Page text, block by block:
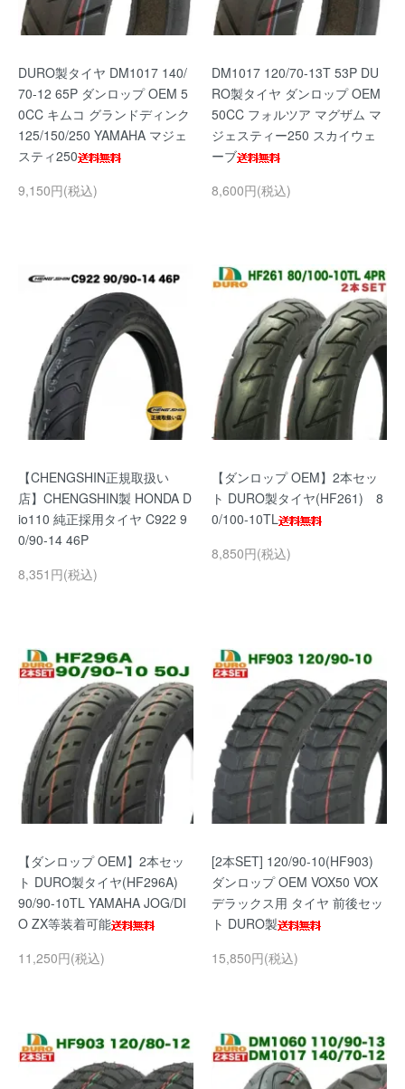
DURO製タイヤ DM1017 140/
70-12 65P ダンロップ OEM 5
0CC キムコ グランドディンク
125/150/250 YAMAHA マジェ
スティ250
9,150円(税込)
DM1017 120/70-13T 53P DU
RO製タイヤ ダンロップ OEM
50CC フォルツア マグザム マ
ジェスティー250 スカイウェ
ーブ
8,600円(税込)
【CHENGSHIN正規取扱い
店】CHENGSHIN製 HONDA D
io110 純正採用タイヤ C922 9
0/90-14 46P
8,351円(税込)
【ダンロップ OEM】2本セッ
ト DURO製タイヤ(HF261) 8
0/100-10TL
8,850円(税込)
【ダンロップ OEM】2本セッ
ト DURO製タイヤ(HF296A)
90/90-10TL YAMAHA JOG/DI
O ZX等装着可能
11,250円(税込)
[2本SET] 120/90-10(HF903)
ダンロップ OEM VOX50 VOX
デラックス用 タイヤ 前後セッ
ト DURO製
15,850円(税込)